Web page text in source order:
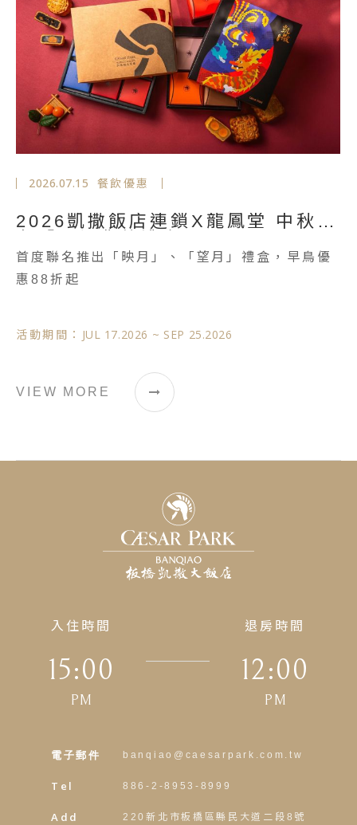
2026.07.13 餐飲優惠
父親節饗宴 雙餐廳限定優惠
體恤爸爸的付出，推出泰饗蓮花餐廳、家宴中餐
廳優惠，與您一同歡慶溫馨父親節！
活動期間： JUL 13.2026 ~ AUG 31.2026
VIEW MORE
入住時間
15:00
PM
退房時間
12:00
PM
電子郵件 banqiao@caesarpark.com.tw
Tel 886-2-8953-8999
Add 220新北市板橋區縣民大道二段8號